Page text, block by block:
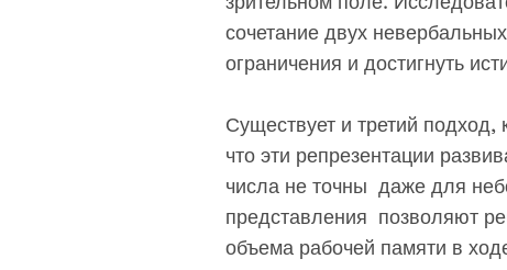
сочетание двух
ограничения и достигнуть
Существует и третий
что эти репрезентации
числа не точны даже для
представления позволяют
объема рабочей памяти в